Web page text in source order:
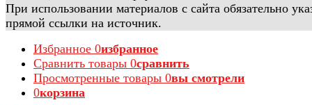
При использовании материалов с сайта обязательно
прямой ссылки на источник.
Избранное 0избранное
Сравнить товары 0сравнить
Просмотренные товары 0вы смотрели
0корзина